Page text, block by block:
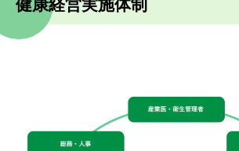
健康経営実施体制